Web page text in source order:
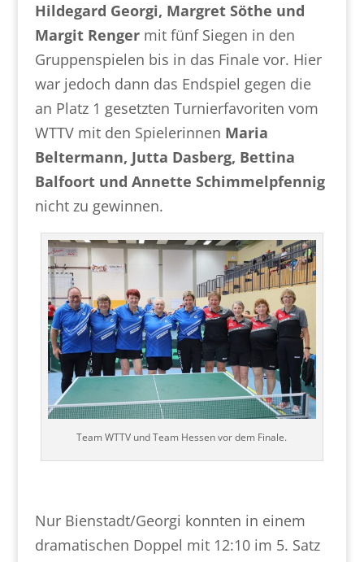
Hildegard Georgi, Margret Söthe und
Margit Rengermit fünf Siegen in den
Gruppenspielen bis in das Finale vor. Hier
war jedoch dann das Endspiel gegen die
an Platz 1 gesetzten Turnierfavoriten vom
WTTV mit den Spielerinnen Maria
Beltermann, Jutta Dasberg, Bettina
Balfoort und Annette Schimmelpfennig
nicht zu gewinnen.
Team WTTV und Team Hessen vor dem Finale.
Nur Bienstadt/Georgi konnten in einem
dramatischen Doppel mit 12:10 im 5. Satz